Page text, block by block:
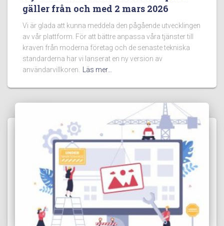
gäller från och med 2 mars 2026
Vi är glada att kunna meddela den pågående utvecklingen
av vår plattform. För att bättre anpassa våra tjänster till
kraven från moderna företag och de senaste tekniska
standarderna har vi lanserat en ny version av
användarvillkoren.
Läs mer…